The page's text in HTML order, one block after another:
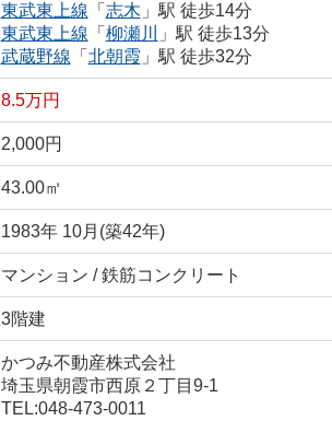
東武東上線 「 志木 」駅 徒歩14分
東武東上線 「 柳瀬川
」駅 徒歩13分
武蔵野線 「 北朝霞 」駅 徒歩32分
8.5万円
2,000円
43.00㎡
1983年 10月(築42年)
マンション / 鉄筋コンクリート
3階建
かつみ不動産株式会社
埼玉県朝霞市西原２丁目9-1
TEL:048-473-0011